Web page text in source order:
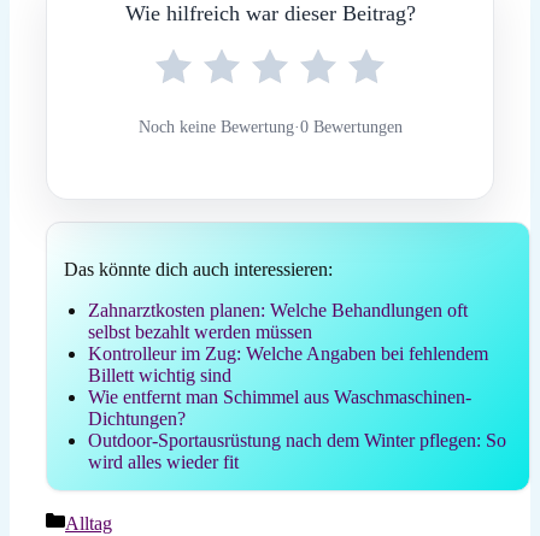
Wie hilfreich war dieser Beitrag?
Noch keine Bewertung·0 Bewertungen
Das könnte dich auch interessieren:
Zahnarztkosten planen: Welche Behandlungen oft
selbst bezahlt werden müssen
Kontrolleur im Zug: Welche Angaben bei fehlendem
Billett wichtig sind
Wie entfernt man Schimmel aus Waschmaschinen-
Dichtungen?
Outdoor-Sportausrüstung nach dem Winter pflegen: So
wird alles wieder fit
Kategorien
Alltag